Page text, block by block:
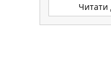
Читати